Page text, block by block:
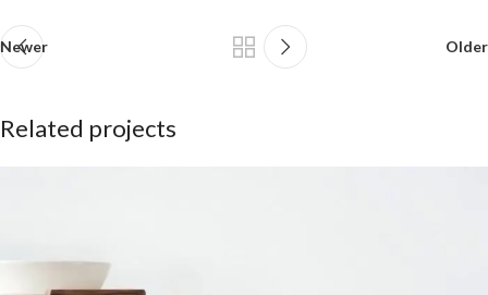
Newer Older
Related projects